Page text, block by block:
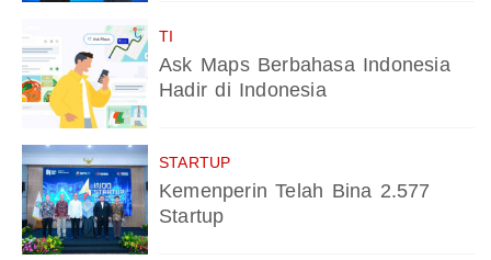
TI
Ask Maps Berbahasa Indonesia
Hadir di Indonesia
STARTUP
Kemenperin Telah Bina 2.577
Startup